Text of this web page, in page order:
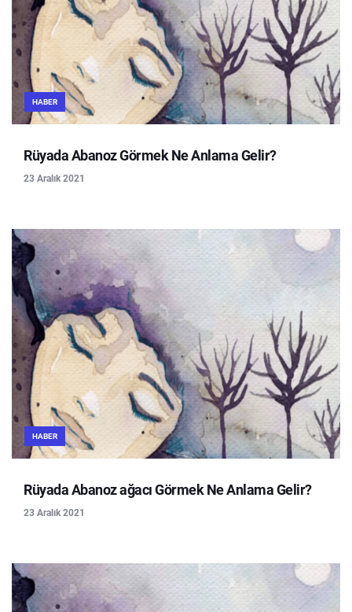
HABER
Rüyada Abanoz Görmek Ne Anlama Gelir?
23 Aralık 2021
HABER
Rüyada Abanoz ağacı Görmek Ne Anlama Gelir?
23 Aralık 2021